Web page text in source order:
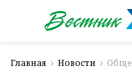
Главная Новости